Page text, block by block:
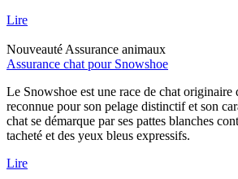
Lire
Nouveauté Assurance animaux
Assurance chat pour Snowshoe
Le Snowshoe est une race de chat originaire
reconnue pour son pelage distinctif et son
chat se démarque par ses pattes blanches
tacheté et des yeux bleus expressifs.
Lire